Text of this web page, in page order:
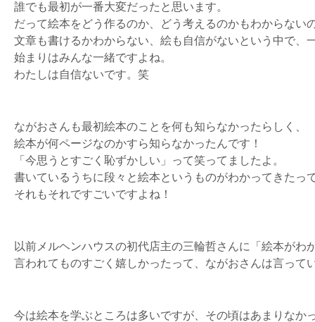
誰でも最初が一番大変だったと思います。
だって絵本をどう作るのか、どう考えるのかもわからない
文章も書けるかわからない、絵も自信がないという中で、
始まりはみんな一緒ですよね。
わたしは自信ないです。笑
ながおさんも最初絵本のことを何も知らなかったらしく、
絵本が何ページなのかすら知らなかったんです！
「今思うとすごく恥ずかしい」って笑ってましたよ。
書いているうちに段々と絵本というものがわかってきたっ
それもそれですごいですよね！
以前メルヘンハウスの初代店主の三輪哲さんに「絵本がわ
言われてものすごく嬉しかったって、ながおさんは言って
今は絵本を学ぶところは多いですが、その頃はあまりなか